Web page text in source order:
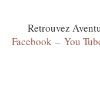
Retrouvez
Facebook – You